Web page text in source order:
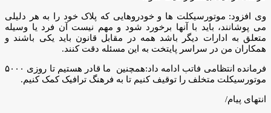
وی افزود: موتورسیکلت ها و خودروهایی که پلاک خود را به هر دلیلی
می پوشانند، باید با آنها برخورد شود و مهم نیست آن فرد یا وسیله
متعلق به ادارات دیگر باشد همه در مقابل قانون باید یکی باشند و
همکاران من در سراسر پایتخت به این مسئله دقت کنند.
فرمانده انتظامی فاتب ادامه داد:همچنین ما قادر هستیم تا روزی ۵۰۰۰
موتورسیکلت متخلف را توقیف کنیم تا به فرهنگ ترافیک کمک کنیم.
انتهای پیام/